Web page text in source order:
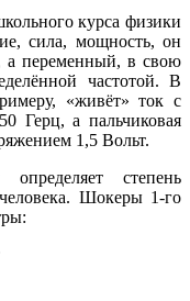
курса физики
сила, мощность, он
а переменный, в свою
частотой. В
«живёт» ток с
Герц, а пальчиковая
1,5 Вольт.
степень
человека. Шокеры 1-го